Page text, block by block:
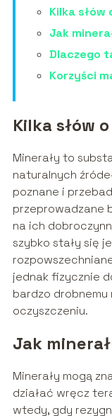
Kilka słów
Jak
Dlaczego
Korzyści
Kilka słów
Minerały to
naturalnych
poznane i
przeprowadzane
na ich
szybko stały się
jednak fizycznie
bardzo drobnemu
oczyszczeniu.
Jak
Minerały mogą
działać wręcz
wtedy, gdy